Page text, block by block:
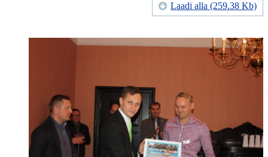
Laadi alla (259.38 Kb)